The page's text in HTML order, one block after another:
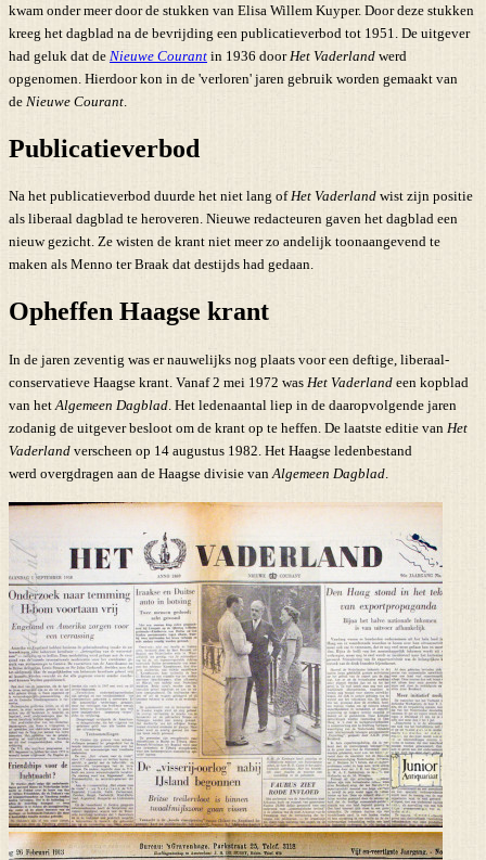
kwam onder meer door de stukken van Elisa Willem Kuyper. Door deze stukken
kreeg het dagblad na de bevrijding een publicatieverbod tot 1951. De uitgever
had geluk dat de Nieuwe Courant in 1936 door Het Vaderland werd
opgenomen. Hierdoor kon in de 'verloren' jaren gebruik worden gemaakt van
de Nieuwe Courant
Publicatieverbod
Na het publicatieverbod duurde het niet lang ofHet Vaderland wist zijn positie
als liberaal dagblad te heroveren. Nieuwe redacteuren gaven het dagblad een
nieuw gezicht. Ze wisten de krant niet meer zo andelijk toonaangevend te
maken als Menno ter Braak dat destijds had gedaan.
Opheffen Haagse krant
In de jaren zeventig was er nauwelijks nog plaats voor een deftige, liberaal-
conservatieve Haagse krant. Vanaf 2 mei 1972 was Het Vaderland een kopblad
van hetAlgemeen Dagblad. Het ledenaantal liep in de daaropvolgende jaren
zodanig de uitgever besloot om de krant op te heffen. De laatste editie van Het
Vaderland verscheen op 14 augustus 1982. Het Haagse ledenbestand
werd overgdragen aan de Haagse divisie vanAlgemeen Dagblad.